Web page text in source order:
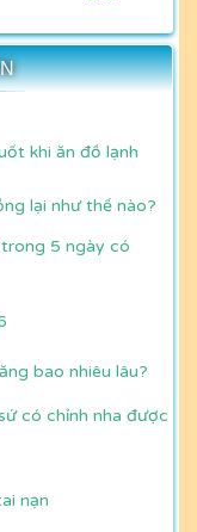
khi ăn đồ lạnh
lại như thế nào?
5 ngày có
bao nhiêu lâu?
có chỉnh nha được
nạn